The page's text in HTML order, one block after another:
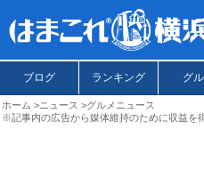
ブログ ランキング グ
ホーム ニュース
グルメニュース
※記事内の広告から媒体維持のために収益を